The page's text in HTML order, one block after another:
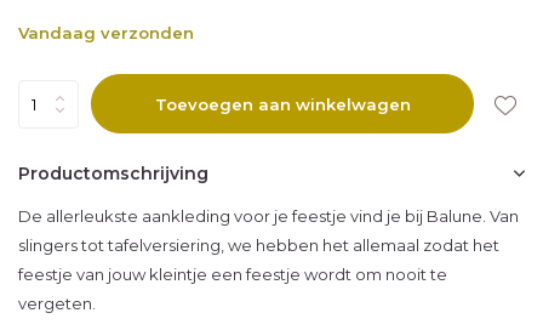
Vandaag verzonden
Toevoegen aan winkelwagen
Productomschrijving
De allerleukste aankleding voor je feestje vind je bij Balune. Van
slingers tot tafelversiering, we hebben het allemaal zodat het
feestje van jouw kleintje een feestje wordt om nooit te
vergeten.